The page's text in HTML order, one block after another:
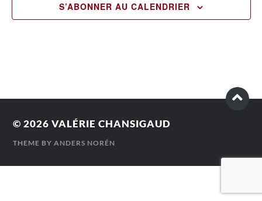
S’ABONNER AU CALENDRIER
© 2026VALÉRIE CHANSIGAUD
THEME BYANDERS NORÉN